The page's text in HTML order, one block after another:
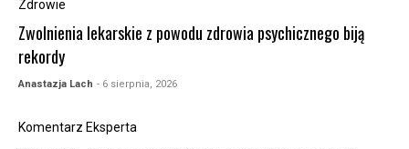
Zdrowie
Zwolnienia lekarskie z powodu zdrowia psychicznego biją
rekordy
Anastazja Lach - 6 sierpnia, 2026
Komentarz Eksperta